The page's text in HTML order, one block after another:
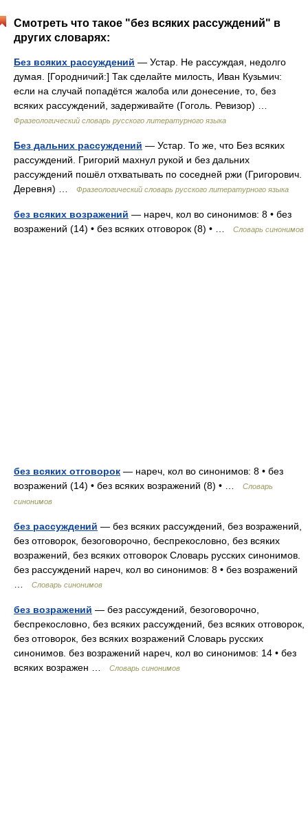
Смотреть что такое "без всяких рассуждений" в
других словарях:
Без всяких рассуждений — Устар. Не рассуждая, недолго
думая. [Городничий:] Так сделайте милость, Иван Кузьмич:
если на случай попадётся жалоба или донесение, то, без
всяких рассуждений, задерживайте (Гоголь. Ревизор) …
Фразеологический словарь русского литературного языка
Без дальних рассуждений — Устар. То же, что Без всяких
рассуждений. Григорий махнул рукой и без дальних
рассуждений пошёл отхватывать по соседней ржи (Григорович.
Деревня) …
Фразеологический словарь русского литературного языка
без всяких возражений — нареч, кол во синонимов: 8 • без
возражений (14) • без всяких отговорок (8) • …
Словарь синонимов
без всяких отговорок — нареч, кол во синонимов: 8 • без
возражений (14) • без всяких возражений (8) • …
Словарь
синонимов
без рассуждений — без всяких рассуждений, без возражений,
без отговорок, безоговорочно, беспрекословно, без всяких
возражений, без всяких отговорок Словарь русских синонимов.
без рассуждений нареч, кол во синонимов: 8 • без возражений
Словарь синонимов
без возражений — без рассуждений, безоговорочно,
беспрекословно, без всяких рассуждений, без всяких отговорок,
без отговорок, без всяких возражений Словарь русских
синонимов. без возражений нареч, кол во синонимов: 14 • без
всяких возражен …
Словарь синонимов